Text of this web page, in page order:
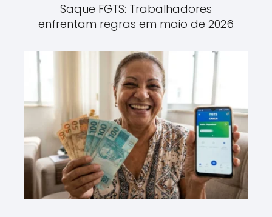
Saque FGTS: Trabalhadores
enfrentam regras em maio de 2026